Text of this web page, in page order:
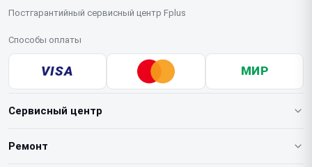
Постгарантийный сервисный центр Fplus
Способы оплаты
VISA МИР
Сервисный центр
О нашем сервисе
Ремонт